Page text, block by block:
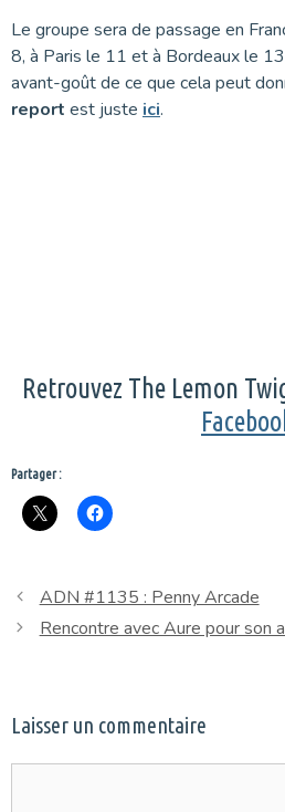
Le groupe sera de passage en
8, à Paris le 11 et à Bordeaux le
avant-goût de ce que cela peut
report est juste ici.
Retrouvez The Lemon
Partager :
ADN #1135 : Penny Arcade
Rencontre avec Aure pour son
Laisser un commentaire